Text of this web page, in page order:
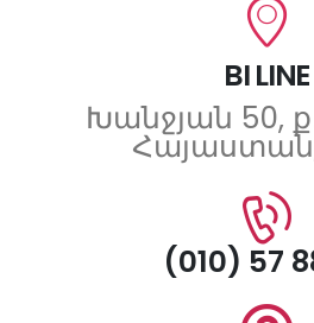
BI LINE
Խանջյան 50,
(010) 57